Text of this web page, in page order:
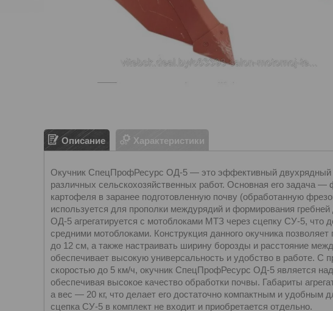
Описание Характеристики
Окучник СпецПрофРесурс ОД-5 — это эффективный двухрядный
различных сельскохозяйственных работ. Основная его задача
картофеля в заранее подготовленную почву (обработанную
используется для прополки междурядий и формирования
ОД-5 агрегатируется с мотоблоками МТЗ через сцепку СУ-5, что
средними мотоблоками. Конструкция данного окучника
до 12 см, а также настраивать ширину борозды и расстояние
обеспечивает высокую универсальность и удобство в работе. С
скоростью до 5 км/ч, окучник СпецПрофРесурс ОД-5 является
обеспечивая высокое качество обработки почвы. Габариты
а вес — 20 кг, что делает его достаточно компактным и удобным
сцепка СУ-5 в комплект не входит и приобретается отдельно.